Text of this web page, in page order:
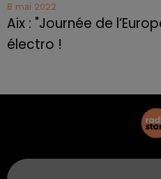
8 mai 2022
Aix : "Journée de
électro !